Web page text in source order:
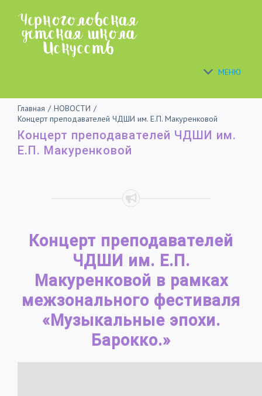
content
МЕНЮ
Главная / НОВОСТИ /
Концерт преподавателей ЧДШИ им. Е.П. Макуренковой
Концерт преподавателей ЧДШИ им.
Е.П. Макуренковой
Концерт преподавателей
ЧДШИ им. Е.П.
Макуренковой в рамках
межзонального фестиваля
«Музыкальные эпохи.
Барокко.»